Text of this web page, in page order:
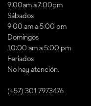
9:00am a 7:00pm
Sábados
9:00 am a 5:00 pm
Domingos
10:00 am a 5:00 pm
Feriados
No hay atención.
(+57) 301 7973476